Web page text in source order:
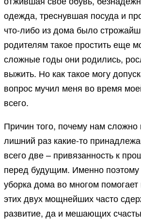
одежда, треснувшая посуда и
что-либо из дома было
родителям такое простить еще
сложные годы они родились,
выжить. Но как такое могу
вопрос мучил меня во время
всего.
Причин того, почему нам сложно
лишний раз какие-то
всего две – привязанность к
перед будущим. Именно поэтому
уборка дома во многом помогает
этих двух мощнейших часто
развитие, да и мешающих